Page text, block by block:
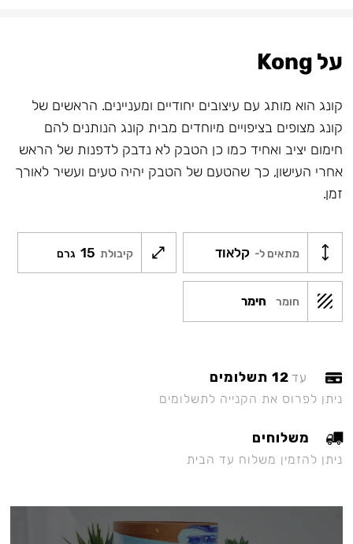
על Kong
קונג הוא מותג עם עיצובים יחודיים ומעניינים. הראשים של
קונג מצופים בציפויים מיוחדים מבית קונג הנותנים להם
חימום יציב ואחיד כמו כן הטבק לא נדבק לדפנות של הראש
אחרי העישון, כך שהטעם של הטבק יהיה טעים ועשיר לאורך
זמן.
מתאים ל- קלאוד קיבולת 15 גרם
חומר חימר
עד 12 תשלומים
ניתן לפרוס את הקנייה לתשלומים
משלוחים
ניתן להזמין משלוח עד הבית